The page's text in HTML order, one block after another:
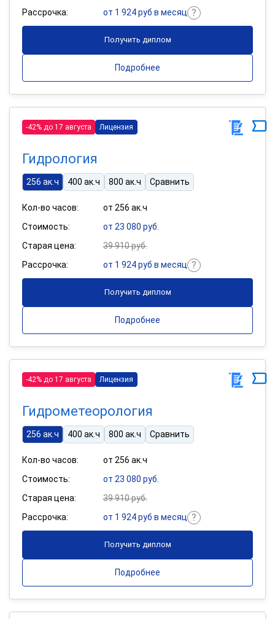
Рассрочка:
от 1 924 руб в месяц
Получить диплом
Подробнее
-42% до 17 августа Лицензия
Гидрология
256 ак.ч 400 ак.ч 800 ак.ч Сравнить
Кол-во часов:
от 256 ак.ч
Стоимость:
от 23 080 руб.
Старая цена:
39 910 руб.
Рассрочка:
от 1 924 руб в месяц
Получить диплом
Подробнее
-42% до 17 августа Лицензия
Гидрометеорология
256 ак.ч 400 ак.ч 800 ак.ч Сравнить
Кол-во часов:
от 256 ак.ч
Стоимость:
от 23 080 руб.
Старая цена:
39 910 руб.
Рассрочка:
от 1 924 руб в месяц
Получить диплом
Подробнее